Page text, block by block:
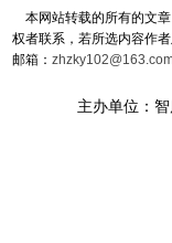
本网站转载的所有的文章
权者联系，若所选内容作
邮箱：
主办单位：